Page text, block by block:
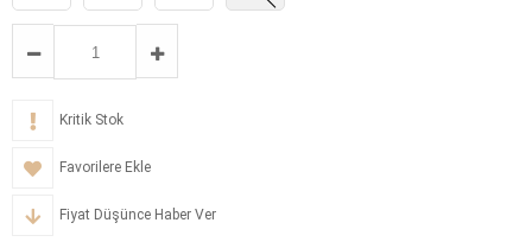
Kritik Stok
Favorilere Ekle
Fiyat Düşünce Haber Ver